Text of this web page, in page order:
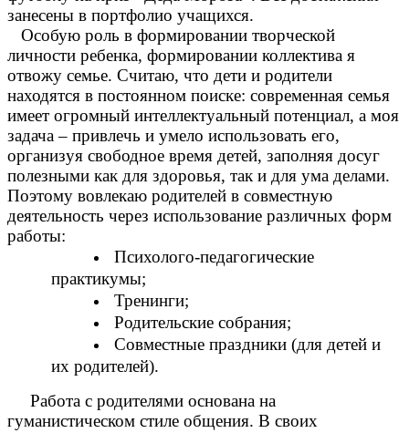
занесены в портфолио учащихся.
Особую роль в формировании творческой
личности ребенка, формировании коллектива я
отвожу семье. Считаю, что дети и родители
находятся в постоянном поиске: современная семья
имеет огромный интеллектуальный потенциал, а моя
задача – привлечь и умело использовать его,
организуя свободное время детей, заполняя досуг
полезными как для здоровья, так и для ума делами.
Поэтому вовлекаю родителей в совместную
деятельность через использование различных форм
работы:
Психолого-педагогические
практикумы;
Тренинги;
Родительские собрания;
Совместные праздники (для детей и
их родителей).
Работа с родителями основана на
гуманистическом стиле общения. В своих